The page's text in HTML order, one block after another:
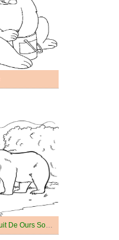
Dessin Gratuit De Ours Souriant